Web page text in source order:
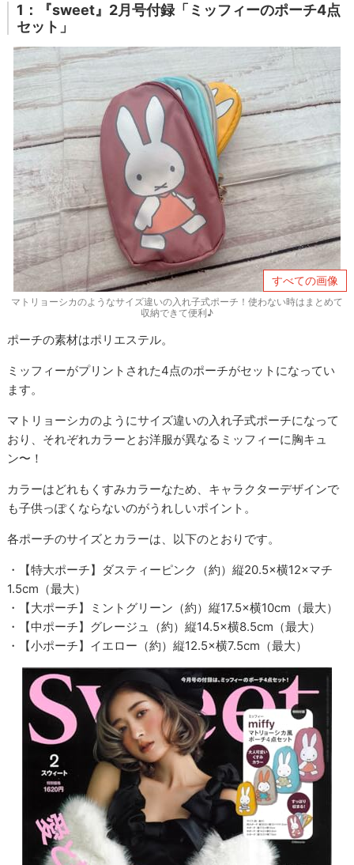
1：『sweet』2月号付録「ミッフィーのポーチ4点
セット」
すべての画像
マトリョーシカのようなサイズ違いの入れ子式ポーチ！使わない時はまとめて
収納できて便利♪
ポーチの素材はポリエステル。
ミッフィーがプリントされた4点のポーチがセットになってい
ます。
マトリョーシカのようにサイズ違いの入れ子式ポーチになって
おり、それぞれカラーとお洋服が異なるミッフィーに胸キュ
ン〜！
カラーはどれもくすみカラーなため、キャラクターデザインで
も子供っぽくならないのがうれしいポイント。
各ポーチのサイズとカラーは、以下のとおりです。
・【特大ポーチ】ダスティーピンク（約）縦20.5×横12×マチ
1.5cm（最大）
・【大ポーチ】ミントグリーン（約）縦17.5×横10cm（最大）
・【中ポーチ】グレージュ（約）縦14.5×横8.5cm（最大）
・【小ポーチ】イエロー（約）縦12.5×横7.5cm（最大）